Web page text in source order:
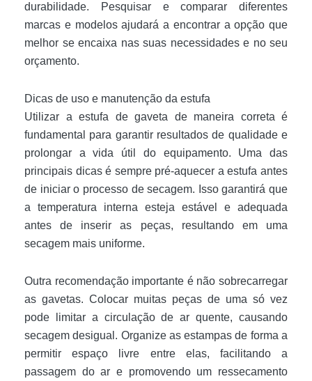
durabilidade. Pesquisar e comparar diferentes
marcas e modelos ajudará a encontrar a opção que
melhor se encaixa nas suas necessidades e no seu
orçamento.
Dicas de uso e manutenção da estufa
Utilizar a estufa de gaveta de maneira correta é
fundamental para garantir resultados de qualidade e
prolongar a vida útil do equipamento. Uma das
principais dicas é sempre pré-aquecer a estufa antes
de iniciar o processo de secagem. Isso garantirá que
a temperatura interna esteja estável e adequada
antes de inserir as peças, resultando em uma
secagem mais uniforme.
Outra recomendação importante é não sobrecarregar
as gavetas. Colocar muitas peças de uma só vez
pode limitar a circulação de ar quente, causando
secagem desigual. Organize as estampas de forma a
permitir espaço livre entre elas, facilitando a
passagem do ar e promovendo um ressecamento